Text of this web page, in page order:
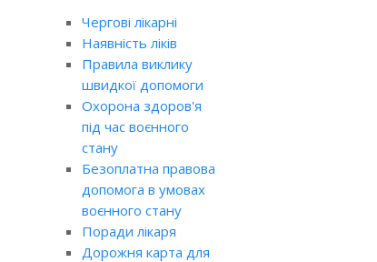
Чергові лікарні
Наявність ліків
Правила виклику
швидкої допомоги
Охорона здоров'я
під час воєнного
стану
Безоплатна правова
допомога в умовах
воєнного стану
Поради лікаря
Дорожня карта для